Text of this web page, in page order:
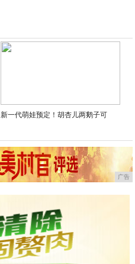
新一代萌娃预定！胡杏儿两鹅子可
广告